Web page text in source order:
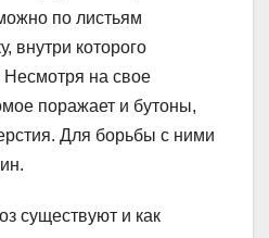
по листьям
внутри которого
Несмотря на свое
поражает и бутоны,
Для борьбы с ними